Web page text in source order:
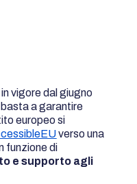
vigore dal giugno
a garantire
europeo si
verso una
funzione di
e supporto agli